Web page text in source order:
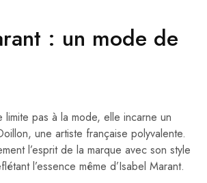
: un mode de
limite pas à la mode, elle incarne un
une artiste française polyvalente.
l’esprit de la marque avec son style
l’essence même d’Isabel Marant.